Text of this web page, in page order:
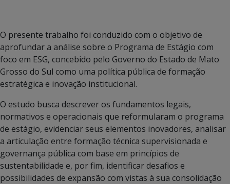
O presente trabalho foi conduzido com o objetivo de
aprofundar a análise sobre o Programa de Estágio com
foco em ESG, concebido pelo Governo do Estado de Mato
Grosso do Sul como uma política pública de formação
estratégica e inovação institucional.
O estudo busca descrever os fundamentos legais,
normativos e operacionais que reformularam o programa
de estágio, evidenciar seus elementos inovadores, analisar
a articulação entre formação técnica supervisionada e
governança pública com base em princípios de
sustentabilidade e, por fim, identificar desafios e
possibilidades de expansão com vistas à sua consolidação